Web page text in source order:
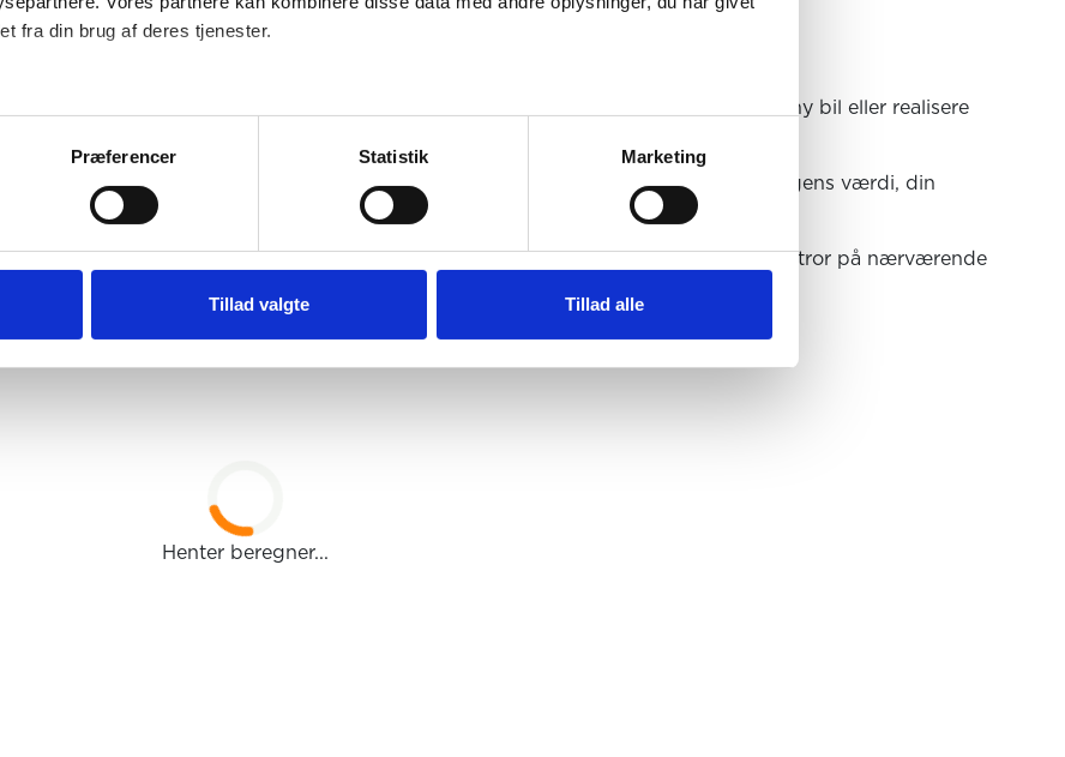
fra din brug af deres tjenester.
Præferencer Statistik Marketing
Tillad valgte Tillad alle
være en god løsning – fx hvis du drømmer om at renovere din bolig, købe ny bil eller realisere
i din bolig cirka vil koste. Beregningen er vejledende og tager udgangspunkt i boligens værdi, din
muligheder og finde den løsning, der passer til din økonomi og dine behov. Vi tror på nærværende
at bruge af det, du allerede har opbygget.
Henter beregner...